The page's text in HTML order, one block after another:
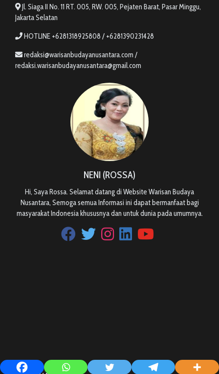
Jl. Siaga II No. 11 RT. 005, RW. 005, Pejaten Barat, Pasar Minggu,
Jakarta Selatan
HOTLINE +6281318925808 / +6281390231428
redaksi@warisanbudayanusantara.com /
redaksi.warisanbudayanusantara@gmail.com
NENI (ROSSA)
Hi, Saya Rossa. Selamat datang di Website Warisan Budaya
Nusantara, Semoga semua Informasi ini dapat bermanfaat bagi
masyarakat Indonesia khususnya dan untuk dunia pada umumnya.